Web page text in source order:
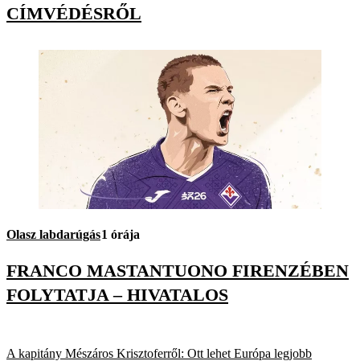
CÍMVÉDÉSRŐL
Olasz labdarúgás1 órája
FRANCO MASTANTUONO FIRENZÉBEN
FOLYTATJA – HIVATALOS
A kapitány Mészáros Krisztoferről: Ott lehet Európa legjobb